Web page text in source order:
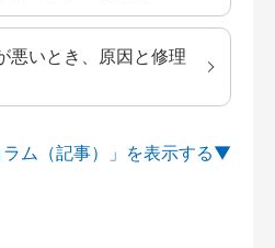
悪いとき、原因と修理
ム（記事）」を